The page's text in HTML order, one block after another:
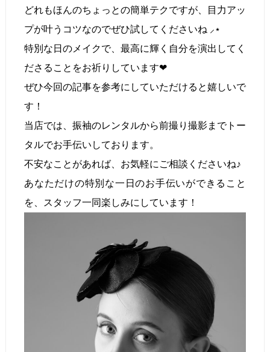
どれもほんのちょっとの簡単テクですが、目力アッ
プが叶うコツなのでぜひ試してくださいね ⸝⋆
特別な日のメイクで、最高に輝く自分を演出してく
ださることをお祈りしています❤︎
ぜひ今回の記事を参考にしていただけると嬉しいで
す！
当店では、振袖のレンタルから前撮り撮影までトー
タルでお手伝いしております。
不安なことがあれば、お気軽にご相談くださいね♪
あなただけの特別な一日のお手伝いができること
を、スタッフ一同楽しみにしています！